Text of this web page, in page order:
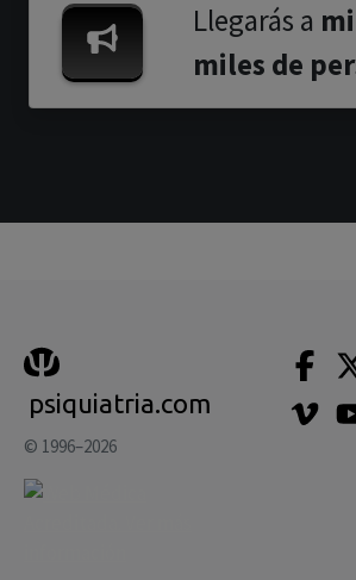
Llegarás a
miles de
psiquiatria.com
© 1996–2026